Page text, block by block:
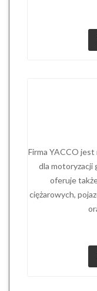
Firma YACCO
dla motoryzacji
oferuje
ciężarowych,